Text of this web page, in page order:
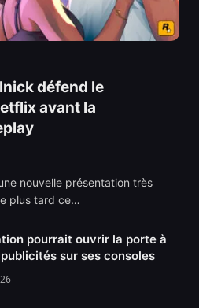
défend le
avant la
nouvelle présentation très
plus tard ce…
pourrait ouvrir la porte à
sur ses consoles